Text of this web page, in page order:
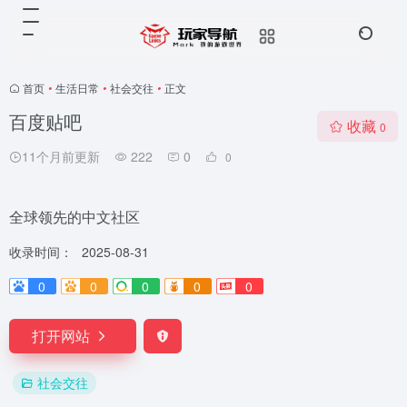
首页 • 生活日常 • 社会交往 • 正文
百度贴吧
11个月前更新 222 0 0
收藏 0
全球领先的中文社区
收录时间：
2025-08-31
0
0 0 0 0
打开网站
社会交往